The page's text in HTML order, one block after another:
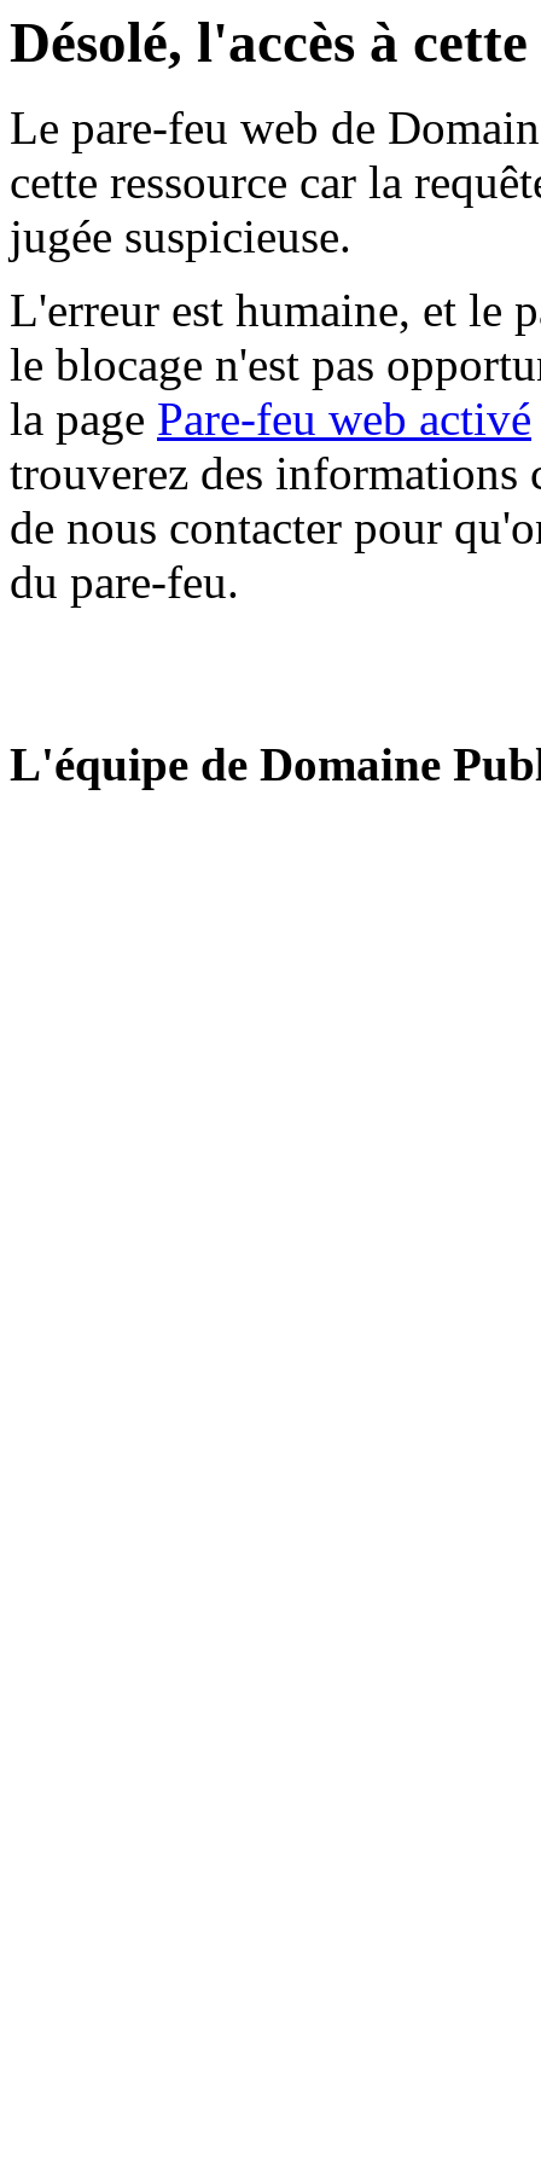
Désolé, l'accès à
Le pare-feu web de
cette ressource car la
jugée suspicieuse.
L'erreur est humaine, et le
le blocage n'est pas
la page Pare-feu web activé
trouverez des informations
de nous contacter pour
du pare-feu.
L'équipe de Domaine